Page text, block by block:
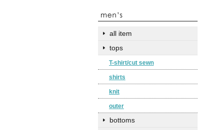
all item
tops
T-shirt/cut sewn
shirts
knit
outer
bottoms